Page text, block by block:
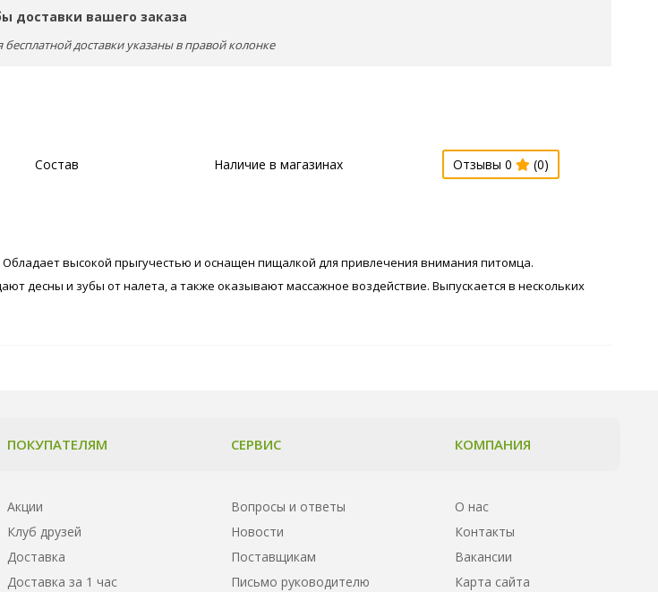
доставки вашего заказа
бесплатной доставки указаны в правой колонке
Состав Наличие в магазинах Отзывы 0 (0)
высокой прыгучестью и оснащен пищалкой для привлечения внимания питомца.
десны и зубы от налета, а также оказывают массажное воздействие. Выпускается в нескольких
ПОКУПАТЕЛЯМ
Акции
Клуб друзей
Доставка
Доставка за 1 час
СЕРВИС
Вопросы и ответы
Новости
Поставщикам
Письмо руководителю
КОМПАНИЯ
О нас
Контакты
Вакансии
Карта сайта